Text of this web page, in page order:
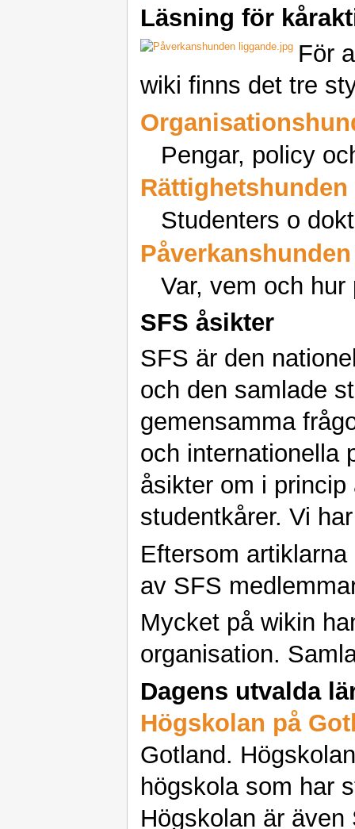
Läsning för
För
wiki finns det tre
Pengar, policy
Rättighetshunden
Studenters o
Påverkanshunden
Var, vem och
SFS åsikter
SFS är den
och den samlade
gemensamma
och internationella
åsikter om i
studentkårer. Vi
Eftersom
av SFS
Mycket på wikin
organisation.
Dagens utvalda
Högskolan på
Gotland.
högskola som har
Högskolan är